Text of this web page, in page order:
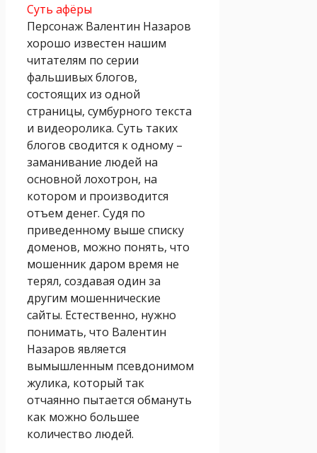
Суть афёры
Персонаж Валентин Назаров
хорошо известен нашим
читателям по серии
фальшивых блогов,
состоящих из одной
страницы, сумбурного текста
и видеоролика. Суть таких
блогов сводится к одному –
заманивание людей на
основной лохотрон, на
котором и производится
отъем денег. Судя по
приведенному выше списку
доменов, можно понять, что
мошенник даром время не
терял, создавая один за
другим мошеннические
сайты. Естественно, нужно
понимать, что Валентин
Назаров является
вымышленным псевдонимом
жулика, который так
отчаянно пытается обмануть
как можно большее
количество людей.